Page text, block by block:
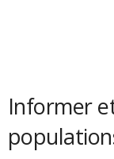
Informer